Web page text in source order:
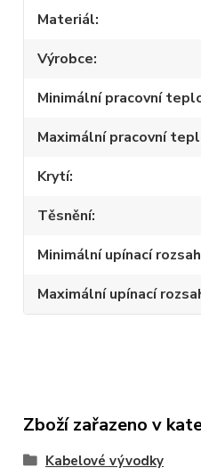
Materiál
Výrobce
Minimální pracovní
Maximální pracovní
Krytí
Těsnění
Minimální upínací rozsah
Maximální upínací
Zboží zařazeno v
Kabelové vývodky